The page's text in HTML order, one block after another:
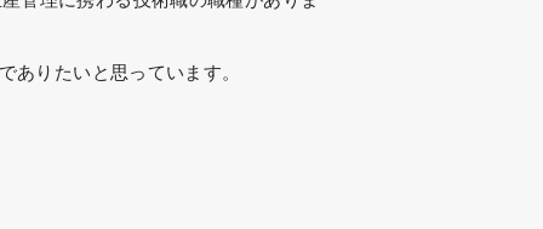
ありたいと思っています。